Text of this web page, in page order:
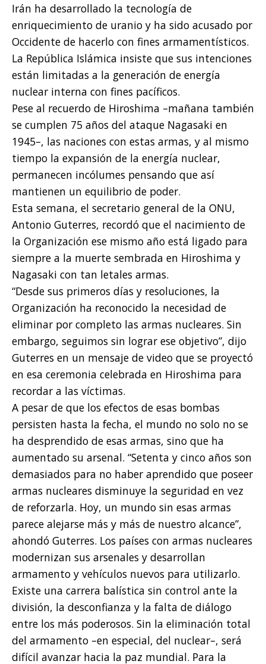
Irán ha desarrollado la tecnología de
enriquecimiento de uranio y ha sido acusado por
Occidente de hacerlo con fines armamentísticos.
La República Islámica insiste que sus intenciones
están limitadas a la generación de energía
nuclear interna con fines pacíficos.
Pese al recuerdo de Hiroshima –mañana también
se cumplen 75 años del ataque Nagasaki en
1945–, las naciones con estas armas, y al mismo
tiempo la expansión de la energía nuclear,
permanecen incólumes pensando que así
mantienen un equilibrio de poder.
Esta semana, el secretario general de la ONU,
Antonio Guterres, recordó que el nacimiento de
la Organización ese mismo año está ligado para
siempre a la muerte sembrada en Hiroshima y
Nagasaki con tan letales armas.
“Desde sus primeros días y resoluciones, la
Organización ha reconocido la necesidad de
eliminar por completo las armas nucleares. Sin
embargo, seguimos sin lograr ese objetivo”, dijo
Guterres en un mensaje de video que se proyectó
en esa ceremonia celebrada en Hiroshima para
recordar a las víctimas.
A pesar de que los efectos de esas bombas
persisten hasta la fecha, el mundo no solo no se
ha desprendido de esas armas, sino que ha
aumentado su arsenal. “Setenta y cinco años son
demasiados para no haber aprendido que poseer
armas nucleares disminuye la seguridad en vez
de reforzarla. Hoy, un mundo sin esas armas
parece alejarse más y más de nuestro alcance”,
ahondó Guterres. Los países con armas nucleares
modernizan sus arsenales y desarrollan
armamento y vehículos nuevos para utilizarlo.
Existe una carrera balística sin control ante la
división, la desconfianza y la falta de diálogo
entre los más poderosos. Sin la eliminación total
del armamento –en especial, del nuclear–, será
difícil avanzar hacia la paz mundial. Para la